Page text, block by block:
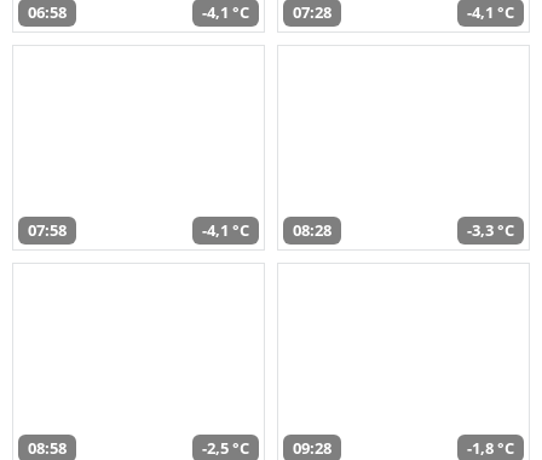
06:58 -4,1 °C 07:28 -4,1 °C
07:58 -4,1 °C 08:28 -3,3 °C
08:58 -2,5 °C 09:28 -1,8 °C